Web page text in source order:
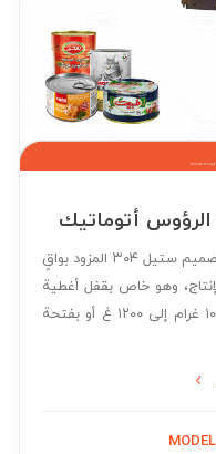
أتوماتيك
يعتبر جهاز قفل الأغطية رباعي الرؤوس تصميم ستيل ۳۰۴ المزود بواقٍ
وهو خاص بقفل أغطية
العلب المعدنية المعدنية الدائرية من ۱۰۰ غرام إلى ۱۲۰۰ غ أو بفتحة